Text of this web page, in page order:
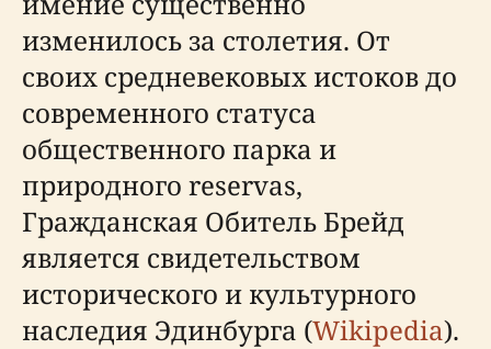
изменилось за столетия. От
своих средневековых истоков до
современного статуса
общественного парка и
природного reservas,
Гражданская Обитель Брейд
является свидетельством
исторического и культурного
наследия Эдинбурга (Wikipedia).